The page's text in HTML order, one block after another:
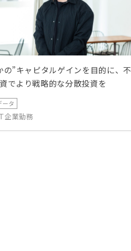
の”キャピタルゲインを目的に、不
でより戦略的な分散投資を
ータ
企業勤務